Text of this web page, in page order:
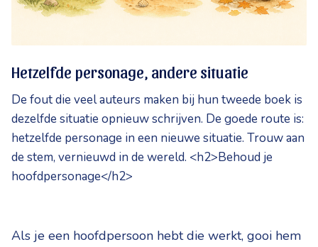
Hetzelfde personage, andere situatie
De fout die veel auteurs maken bij hun tweede boek is
dezelfde situatie opnieuw schrijven. De goede route is:
hetzelfde personage in een nieuwe situatie. Trouw aan
de stem, vernieuwd in de wereld. <h2>Behoud je
hoofdpersonage</h2>
Als je een hoofdpersoon hebt die werkt, gooi hem